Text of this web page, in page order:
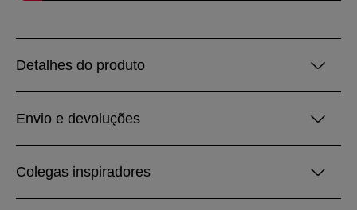
Detalhes do produto
Envio e devoluções
Colegas inspiradores